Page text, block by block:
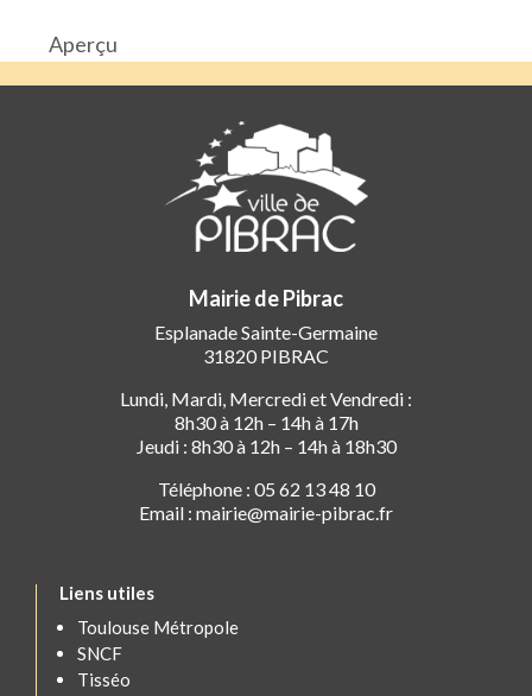
Aperçu
Mairie de Pibrac
Esplanade Sainte-Germaine
31820 PIBRAC
Lundi, Mardi, Mercredi et Vendredi :
8h30 à 12h – 14h à 17h
Jeudi : 8h30 à 12h – 14h à 18h30
Téléphone : 05 62 13 48 10
Email : mairie@mairie-pibrac.fr
Liens utiles
Toulouse Métropole
SNCF
Tisséo